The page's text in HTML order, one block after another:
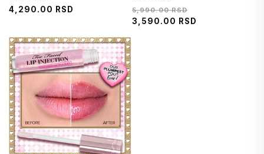
Regularna
4,290.00 RSD
Regularna
cena
5,990.00 RSD
na
3,590.00 RSD